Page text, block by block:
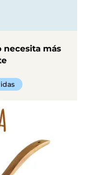
necesita más